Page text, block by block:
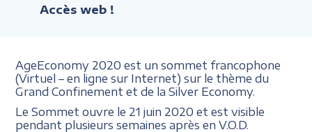
Accès web !
AgeEconomy 2020 est un sommet francophone
(Virtuel – en ligne sur Internet) sur le thème du
Grand Confinement et de la Silver Economy.
Le Sommet ouvre le 21 juin 2020 et est visible
pendant plusieurs semaines après en V.O.D.